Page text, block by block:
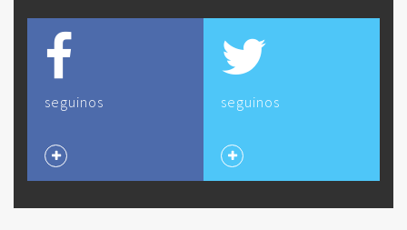
seguinos seguinos